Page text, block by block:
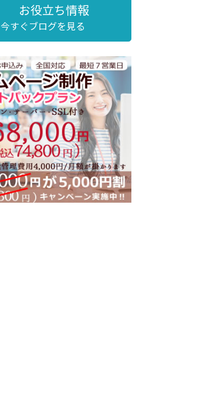
お役立ち情報
今すぐブログを見る